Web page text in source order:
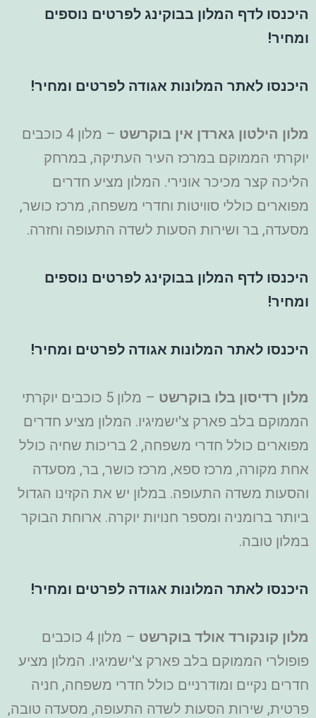
היכנסו לדף המלון בבוקינג לפרטים נוספים
ומחיר!
היכנסו לאתר המלונות אגודה לפרטים ומחיר!
מלון הילטון גארדן אין בוקרשט
– מלון 4 כוכבים
יוקרתי הממוקם במרכז העיר העתיקה, במרחק
הליכה קצר מכיכר אונירי. המלון מציע חדרים
מפוארים כוללי סוויטות וחדרי משפחה, מרכז כושר,
מסעדה, בר ושירות הסעות לשדה התעופה וחזרה.
היכנסו לדף המלון בבוקינג לפרטים נוספים
ומחיר!
היכנסו לאתר המלונות אגודה לפרטים ומחיר!
מלון רדיסון בלו בוקרשט
– מלון 5 כוכבים יוקרתי
הממוקם בלב פארק צ'ישמיגיו. המלון מציע חדרים
מפוארים כולל חדרי משפחה, 2 בריכות שחיה כולל
אחת מקורה, מרכז ספא, מרכז כושר, בר, מסעדה
והסעות משדה התעופה. במלון יש את הקזינו הגדול
ביותר ברומניה ומספר חנויות יוקרה. ארוחת הבוקר
במלון טובה.
היכנסו לאתר המלונות אגודה לפרטים ומחיר!
מלון קונקורד אולד בוקרשט
– מלון 4 כוכבים
פופולרי הממוקם בלב פארק צ'ישמיגיו. המלון מציע
חדרים נקיים ומודרניים כולל חדרי משפחה, חניה
פרטית, שירות הסעות לשדה התעופה, מסעדה טובה,